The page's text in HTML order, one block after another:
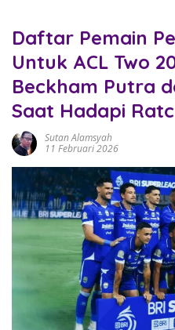
Daftar Pemain
Untuk ACL Two
Beckham Putra
Saat Hadapi
Sutan Alamsyah
11 Februari 2026